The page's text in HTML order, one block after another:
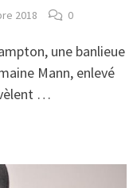
2018 0
une banlieue
Mann, enlevé
…